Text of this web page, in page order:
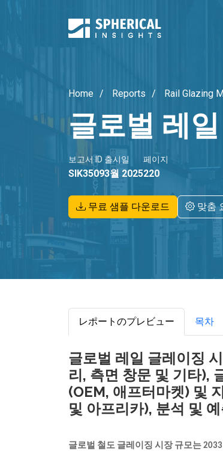
Home Reports Rail Glazing
글로벌 레
보고서 ID
SIK3509
출시일
3월 2025
페이지
220
무료 샘플 다운로드 맞춤
レポートのプレビュー 목차
글로벌 레일 글레이징
리, 측면 창문 및 기타),
(OEM, 애프터마켓) 및
및 아프리카), 분석 및
글로벌 철도 글레이징 시장 규모는